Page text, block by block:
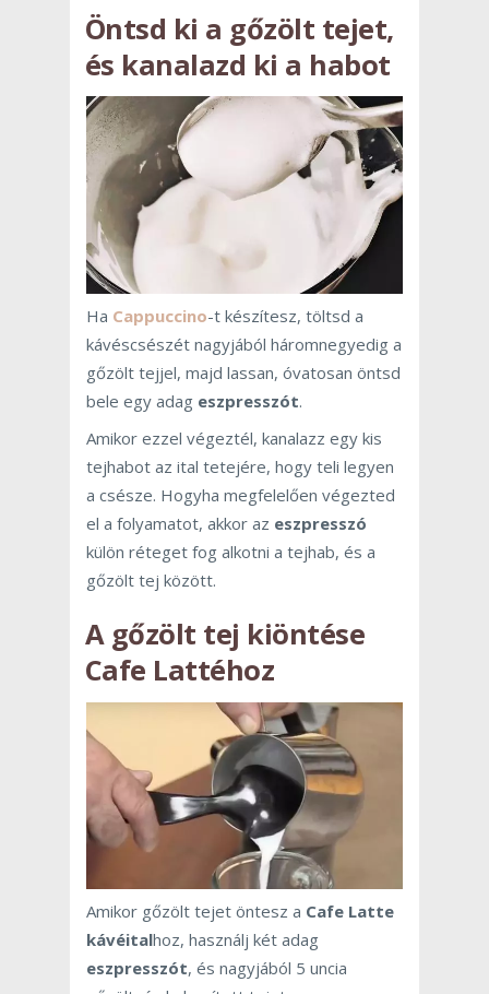
Öntsd ki a gőzölt tejet,
és kanalazd ki a habot
Ha Cappuccino-t készítesz, töltsd a
kávéscsészét nagyjából háromnegyedig a
gőzölt tejjel, majd lassan, óvatosan öntsd
bele egy adag eszpresszót.
Amikor ezzel végeztél, kanalazz egy kis
tejhabot az ital tetejére, hogy teli legyen
a csésze. Hogyha megfelelően végezted
el a folyamatot, akkor az eszpresszó
külön réteget fog alkotni a tejhab, és a
gőzölt tej között.
A gőzölt tej kiöntése
Cafe Lattéhoz
Amikor gőzölt tejet öntesz a Cafe Latte
kávéitalhoz, használj két adag
eszpresszót, és nagyjából 5 uncia